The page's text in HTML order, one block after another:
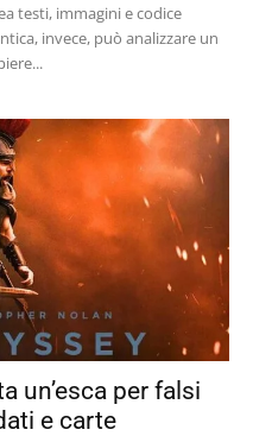
testi, immagini e codice
invece, può analizzare un
un’esca per falsi
e carte